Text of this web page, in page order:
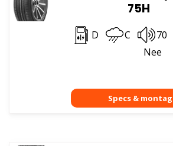
75H
D C 70
Nee